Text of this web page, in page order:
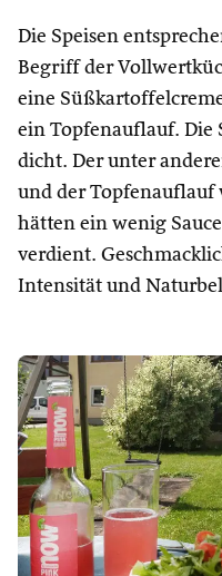
Die Speisen
Begriff der
eine
ein Topfenauflauf. Die
dicht. Der unter
und der Topfenauflauf
hätten ein wenig
verdient.
Intensität und